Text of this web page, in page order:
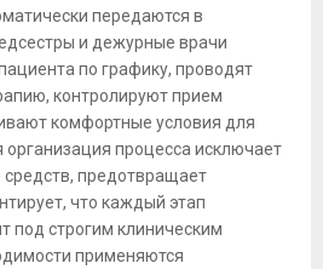
передаются в
и дежурные врачи
по графику, проводят
контролируют прием
комфортные условия для
организация процесса исключает
предотвращает
что каждый этап
под строгим клиническим
применяются